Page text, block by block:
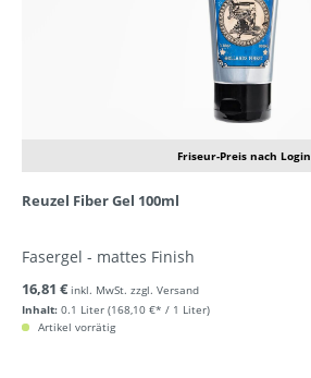
Friseur-Preis nach Login
Reuzel Fiber Gel 100ml
Fasergel - mattes Finish
Inhalt: 0.1 Liter (168,10 €* / 1 Liter)
16,81 € inkl. MwSt. zzgl. Versand
Artikel vorrätig